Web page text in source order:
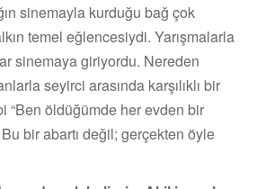
sinemayla kurduğu bağ çok
temel eğlencesiydi. Yarışmalarla
sinemaya giriyordu. Nereden
seyirci arasında karşılıklı bir
“Ben öldüğümde her evden bir
bir abartı değil; gerçekten öyle